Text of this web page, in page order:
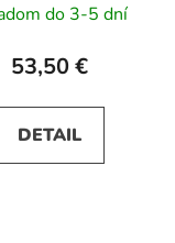
do 3-5 dní
53,50 €
DETAIL